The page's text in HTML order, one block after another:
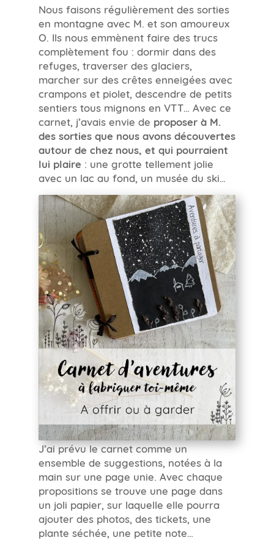
Nous faisons régulièrement des sorties
en montagne avec M. et son amoureux
O. Ils nous emmènent faire des trucs
complètement fou : dormir dans des
refuges, traverser des glaciers,
marcher sur des crêtes enneigées avec
crampons et piolet, descendre de petits
sentiers tous mignons en VTT… Avec ce
carnet, j’avais envie de proposer à M.
des sorties que nous avons découvertes
autour de chez nous, et qui pourraient
lui plaire : une grotte tellement jolie
avec un lac au fond, un musée du ski…
J’ai prévu le carnet comme un
ensemble de suggestions, notées à la
main sur une page unie. Avec chaque
propositions se trouve une page dans
un joli papier, sur laquelle elle pourra
ajouter des photos, des tickets, une
plante séchée, une petite note…